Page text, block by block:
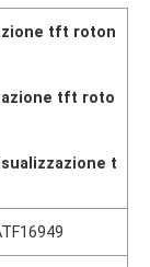
tft roton
tft roto
t